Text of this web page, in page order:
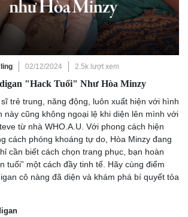
02/12/2024 2.5k lượt xem
"Hack Tuổi" Như Hòa Minzy
trẻ trung, năng động, luôn xuất hiện với hình
này cũng không ngoại lệ khi diện lên mình với
từ nhà WHO.A.U. Với phong cách hiện
cách phóng khoáng tự do, Hòa Minzy đang
cần biết cách chọn trang phục, bạn hoàn
tuổi” một cách đầy tinh tế. Hãy cùng điểm
cô nàng đã diện và khám phá bí quyết tỏa